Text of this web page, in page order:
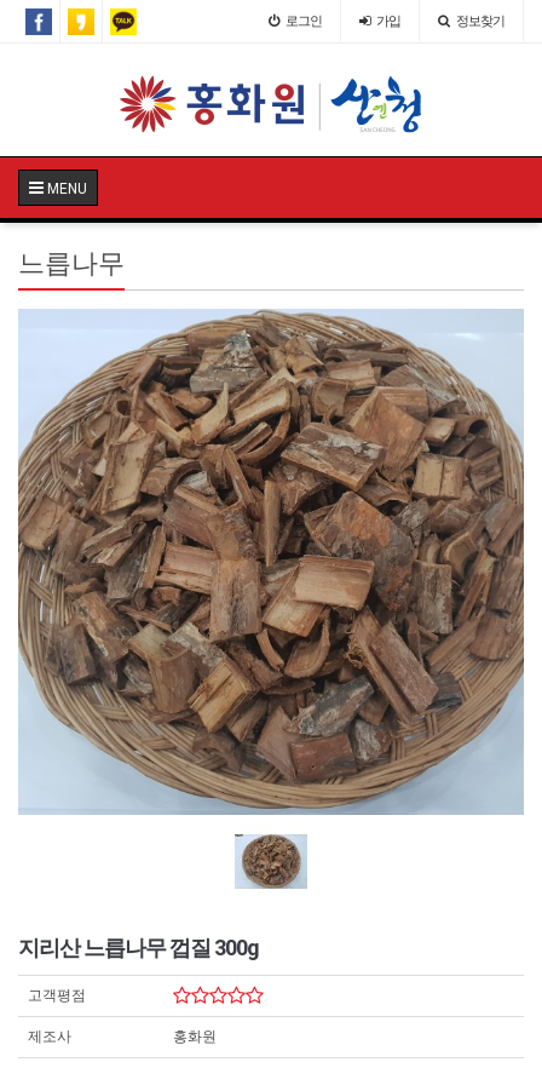
로그인 가입 정보찾기
MENU
느릅나무
지리산 느릅나무 껍질 300g
고객평점
제조사 홍화원